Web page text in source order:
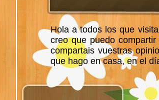
Hola a todos los que
creo que puedo
compartais vuestras
que hago en casa, en el